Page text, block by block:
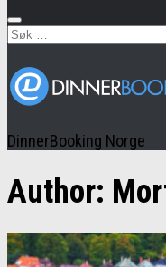
Søk
DinnerBooking Norge
Author: